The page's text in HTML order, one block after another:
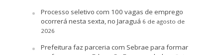
Processo seletivo com 100 vagas de emprego
ocorrerá nesta sexta, no Jaraguá 6 de agosto de
2026
Prefeitura faz parceria com Sebrae para formar